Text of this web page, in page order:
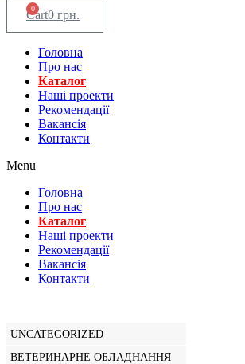
0 грн.
0
Cart
Головна
Про нас
Каталог
Нашi проекти
Рекомендації
Вакансiя
Контакти
Menu
Головна
Про нас
Каталог
Нашi проекти
Рекомендації
Вакансiя
Контакти
UNCATEGORIZED
ВЕТЕРИНАРНЕ ОБЛАДНАННЯ